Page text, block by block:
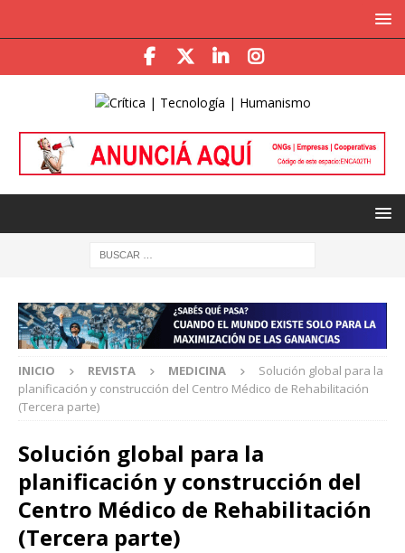
INICIO REVISTA MEDICINA
Solución global para la
planificación y construcción del Centro Médico de Rehabilitación
(Tercera parte)
Solución global para la
planificación y construcción del
Centro Médico de Rehabilitación
(Tercera parte)